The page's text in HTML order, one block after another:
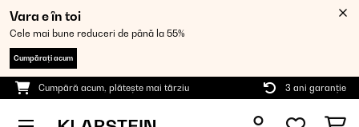
Vara e în toi
Cele mai bune reduceri de până la 55%
Cumpărați acum
Cumpără acum, plătește mai târziu 3 ani garanție